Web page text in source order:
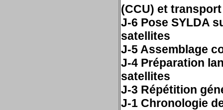
(CCU) et
J-6 Pose SYLDA
satellites
J-5 Assemblage
J-4 Préparation
satellites
J-3 Répétition
J-1 Chronologie